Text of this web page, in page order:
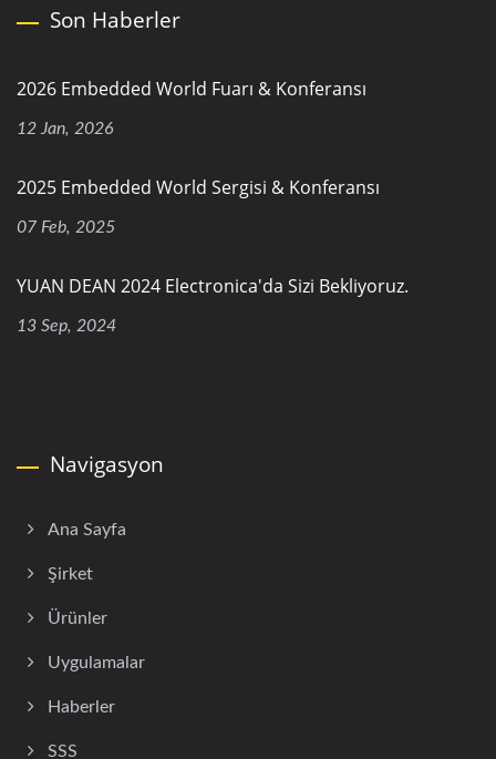
Son Haberler
2026 Embedded World Fuarı & Konferansı
12 Jan, 2026
2025 Embedded World Sergisi & Konferansı
07 Feb, 2025
YUAN DEAN 2024 Electronica'da Sizi Bekliyoruz.
13 Sep, 2024
Navigasyon
Ana Sayfa
Şirket
Ürünler
Uygulamalar
Haberler
SSS